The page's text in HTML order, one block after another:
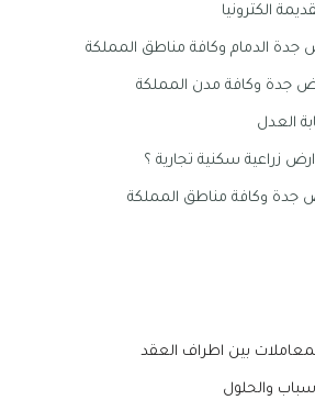
الكترونيا
جدة الدمام وكافة مناطق المملكة
جدة وكافة مدن المملكة
العدل
زراعية سكنية تجارية ؟
جدة وكافة مناطق المملكة
بين اطراف العقد
والحلول